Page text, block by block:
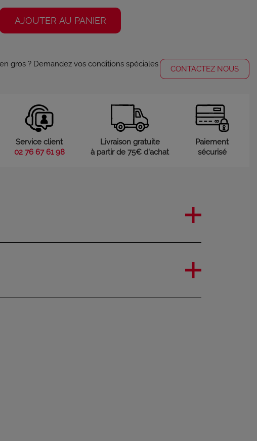
AJOUTER AU PANIER
gros ? Demandez vos conditions spéciales
CONTACTEZ NOUS
Service client
02 76 67 61 98
Livraison gratuite
à partir de 75€ d'achat
Paiement
sécurisé